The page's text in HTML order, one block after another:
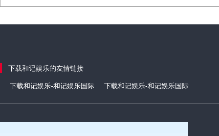
下载和记娱乐的友情链接
下载和记娱乐-和记娱乐国际
下载和记娱乐-和记娱乐国际